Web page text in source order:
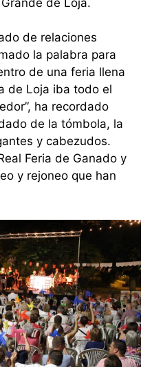
de relaciones
la palabra para
de una feria llena
de Loja iba todo el
ha recordado
de la tómbola, la
y cabezudos.
Feria de Ganado y
y rejoneo que han